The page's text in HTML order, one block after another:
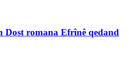
romana Efrînê qedand